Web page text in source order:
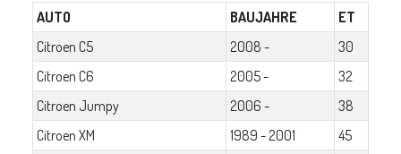
AUTO BAUJAHRE
ET
Citroen C5
2008 -
30
Citroen C6
2005 -
32
Citroen Jumpy
2006 -
38
Citroen XM
1989 - 2001
45